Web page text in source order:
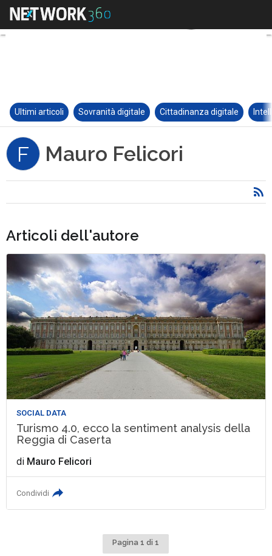
Ultimi articoli Sovranità digitale Cittadinanza digitale
F Mauro Felicori
Articoli dell'autore
SOCIAL DATA
Turismo 4.0, ecco la sentiment analysis della
Reggia di Caserta
di Mauro Felicori
Condividi
Pagina 1 di 1